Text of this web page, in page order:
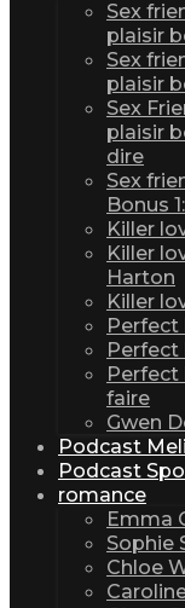
Sex
plaisir
Sex
plaisir
Sex
plaisir
dire
Sex
Bonus
Killer
Killer
Harton
Killer
Perfect
Perfect
Perfect
faire
Gwen
Podcast
Podcast
romance
Emma
Sophie
Chloe